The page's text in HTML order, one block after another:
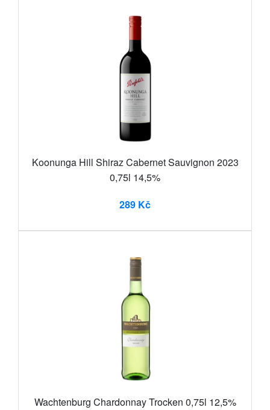
Koonunga Hill Shiraz Cabernet Sauvignon 2023
0,75l 14,5%
289 Kč
Wachtenburg Chardonnay Trocken 0,75l 12,5%